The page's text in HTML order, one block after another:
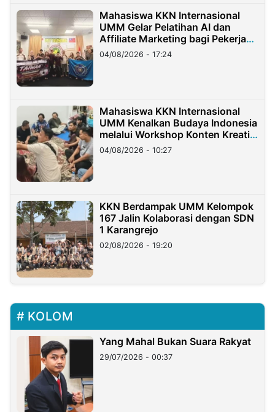
Mahasiswa KKN Internasional
UMM Gelar Pelatihan AI dan
Affiliate Marketing bagi Pekerja
Migran Indonesia di Taiwan
04/08/2026 - 17:24
Mahasiswa KKN Internasional
UMM Kenalkan Budaya Indonesia
melalui Workshop Konten Kreatif
di Taiwan
04/08/2026 - 10:27
KKN Berdampak UMM Kelompok
167 Jalin Kolaborasi dengan SDN
1 Karangrejo
02/08/2026 - 19:20
KOLOM
Yang Mahal Bukan Suara Rakyat
29/07/2026 - 00:37